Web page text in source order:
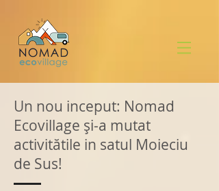
Un nou inceput: Nomad
Ecovillage și-a mutat
activitătile in satul Moieciu
de Sus!